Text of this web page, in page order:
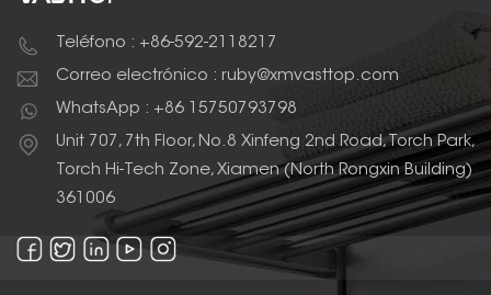
Teléfono : +86-592-2118217
Correo electrónico : ruby@xmvasttop.com
WhatsApp : +86 15750793798
Unit 707, 7th Floor, No.8 Xinfeng 2nd Road, Torch Park,
Torch Hi-Tech Zone, Xiamen (North Rongxin Building)
361006